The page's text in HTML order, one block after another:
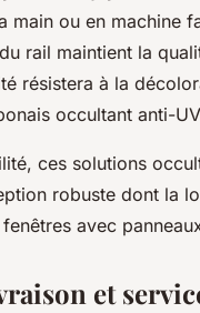
main ou en machine
rail maintient la
résistera à la
occultant anti-
ces solutions
robuste dont la
avec
et